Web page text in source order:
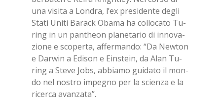
una vi­si­ta a Lon­dra, l’ex pre­si­den­te de­gli
Sta­ti Uni­ti Ba­rack Oba­ma ha col­lo­ca­to Tu­
ring in un pan­theon pla­ne­ta­rio di in­no­va­
zio­ne e sco­per­ta, af­fer­man­do: “Da New­ton
e Dar­win a Edi­son e Ein­stein, da Alan Tu­
ring a Ste­ve Jobs, ab­bia­mo gui­da­to il mon­
do nel no­stro im­pe­gno per la scien­za e la
ri­cer­ca avan­za­ta”.